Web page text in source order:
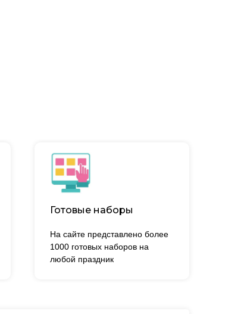
На сайте представлено более
1000 готовых наборов на
любой праздник
Готовые наборы